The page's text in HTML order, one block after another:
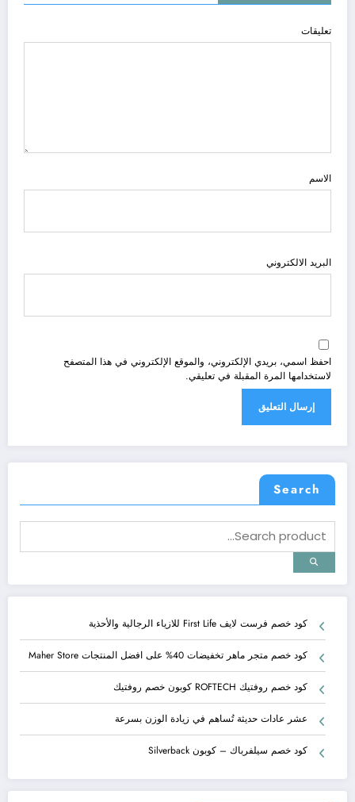
تعليقات
الاسم
البريد الالكتروني
احفظ اسمي، بريدي الإلكتروني، والموقع الإلكتروني في هذا المتصفح
لاستخدامها المرة المقبلة في تعليقي.
Search
كود خصم فرست لايف First Life للازياء الرجالية والأحذية
كود خصم متجر ماهر تخفيضات 40% على افضل المنتجات Maher Store
كود خصم روفتيك ROFTECH كوبون خصم روفتيك
عشر عادات حديثة تُساهم في زيادة الوزن بسرعة
كود خصم سيلفرباك – كوبون Silverback